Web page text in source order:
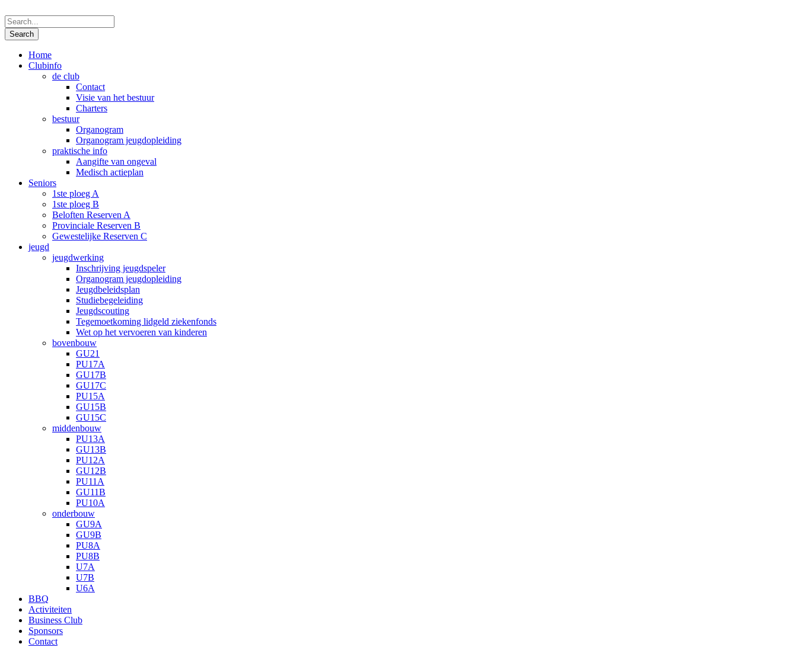
Home
Clubinfo
de club
Contact
Visie van het bestuur
Charters
bestuur
Organogram
Organogram jeugdopleiding
praktische info
Aangifte van ongeval
Medisch actieplan
Seniors
1ste ploeg A
1ste ploeg B
Beloften Reserven A
Provinciale Reserven B
Gewestelijke Reserven C
jeugd
jeugdwerking
Inschrijving jeugdspeler
Organogram jeugdopleiding
Jeugdbeleidsplan
Studiebegeleiding
Jeugdscouting
Tegemoetkoming lidgeld ziekenfonds
Wet op het vervoeren van kinderen
bovenbouw
GU21
PU17A
GU17B
GU17C
PU15A
GU15B
GU15C
middenbouw
PU13A
GU13B
PU12A
GU12B
PU11A
GU11B
PU10A
onderbouw
GU9A
GU9B
PU8A
PU8B
U7A
U7B
U6A
BBQ
Activiteiten
Business Club
Sponsors
Contact